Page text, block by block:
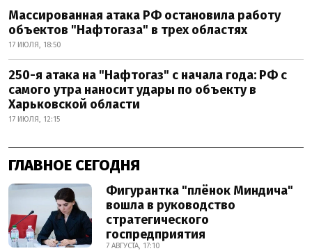
Массированная атака РФ остановила работу
объектов "Нафтогаза" в трех областях
17 ИЮЛЯ, 18:50
250-я атака на "Нафтогаз" с начала года: РФ с
самого утра наносит удары по объекту в
Харьковской области
17 ИЮЛЯ, 12:15
ГЛАВНОЕ СЕГОДНЯ
Фигурантка "плёнок Миндича"
вошла в руководство
стратегического
госпредприятия
7 АВГУСТА, 17:10